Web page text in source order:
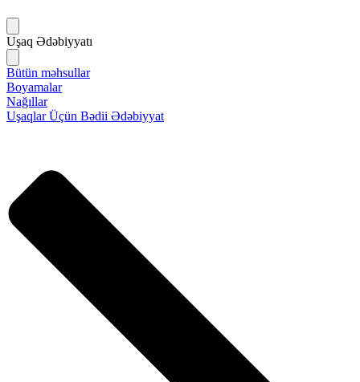
Uşaq Ədəbiyyatı
Bütün məhsullar
Boyamalar
Nağıllar
Uşaqlar Üçün Bədii Ədəbiyyat